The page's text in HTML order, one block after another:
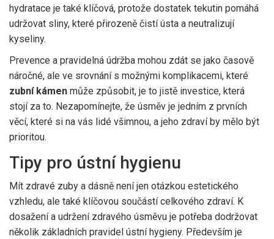
hydratace je také klíčová, protože dostatek tekutin pomáhá
udržovat sliny, které přirozeně čistí ústa a neutralizují
kyseliny.
Prevence a pravidelná údržba mohou zdát se jako časově
náročné, ale ve srovnání s možnými komplikacemi, které
zubní kámen může způsobit, je to jistě investice, která
stojí za to. Nezapomínejte, že úsměv je jedním z prvních
věcí, které si na vás lidé všimnou, a jeho zdraví by mělo být
prioritou.
Tipy pro ústní hygienu
Mít zdravé zuby a dásně není jen otázkou estetického
vzhledu, ale také klíčovou součástí celkového zdraví. K
dosažení a udržení zdravého úsměvu je potřeba dodržovat
několik základních pravidel ústní hygieny. Především je